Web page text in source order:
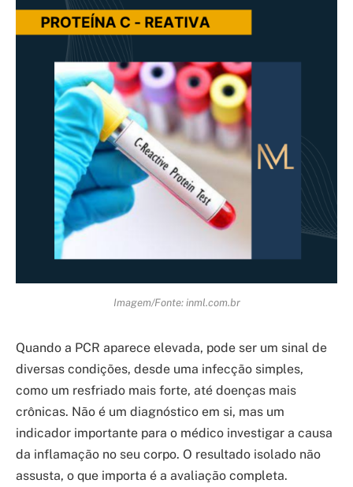
Imagem/Fonte: inml.com.br
Quando a PCR aparece elevada, pode ser um sinal de
diversas condições, desde uma infecção simples,
como um resfriado mais forte, até doenças mais
crônicas. Não é um diagnóstico em si, mas um
indicador importante para o médico investigar a causa
da inflamação no seu corpo. O resultado isolado não
assusta, o que importa é a avaliação completa.